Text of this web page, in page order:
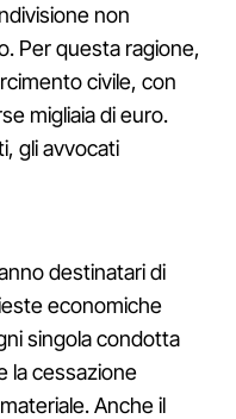
non
Per questa ragione,
civile, con
migliaia di euro.
gli avvocati
destinatari di
economiche
singola condotta
la cessazione
Anche il